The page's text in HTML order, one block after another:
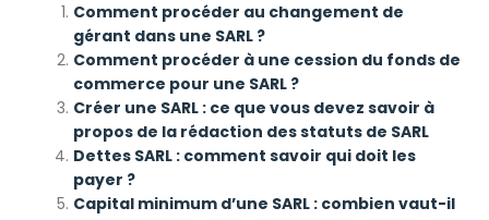
Comment procéder au changement de
gérant dans une SARL ?
Comment procéder à une cession du fonds de
commerce pour une SARL ?
Créer une SARL : ce que vous devez savoir à
propos de la rédaction des statuts de SARL
Dettes SARL : comment savoir qui doit les
payer ?
Capital minimum d’une SARL : combien vaut-il